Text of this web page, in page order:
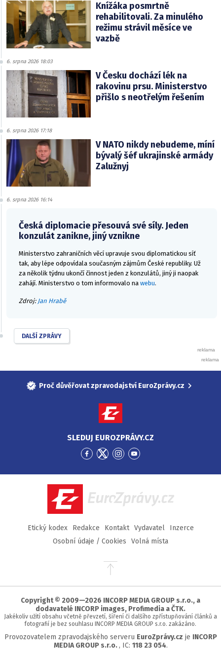
Knížáka posmrtně
rehabilitovali. Za minulého
režimu strávil měsíce ve
vazbě
6. srpna 2026 18:03
V Česku dochází lék na
rakovinu prsu. Ministerstvo
přišlo s neotřelým řešením
6. srpna 2026 17:18
V NATO nikdy nebudeme, míní
bývalý šéf ukrajinské armády
Zalužnyj
6. srpna 2026 16:14
Česká diplomacie přesouvá své síly. Jeden
konzulát zanikne, jiný vznikne
Ministerstvo zahraničních věcí upravuje svou diplomatickou síť
tak, aby lépe odpovídala současným zájmům České republiky. Už
za několik týdnu ukončí činnost jeden z konzulátů, jiný ji naopak
zahájí. Ministerstvo o tom informovalo na webu.
Zdroj: Jan Hrabě
DALŠÍ ZPRÁVY
Proč důvěřovat zpravodajství EuroZprávy.cz
SLEDUJ EUROZPRÁVY.CZ
Přejít
Facebook
Přejít
Twitter
Přejít
Instagram
Přejít
YouTube
EuroZprávy.cz
Etický kodex Redakce Kontakt Vydavatel
Inzerce
Osobní údaje / Cookies
Volná místa
Přejít
stránky
Copyright © 2009—2026 INCORP MEDIA GROUP s.r.o., a
dodavatelé INCORP images, Profimedia a ČTK.
Jakékoliv užití obsahu včetně převzetí, šíření či dalšího zpřístupňování článků a
fotografií je bez souhlasu INCORP MEDIA GROUP s.r.o. zakázáno.
Provozovatelem zpravodajského serveru EuroZprávy.cz je INCORP
MEDIA GROUP s.r.o. , IC: 118 23 054.